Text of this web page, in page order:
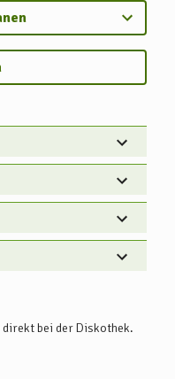
bei der Diskothek.